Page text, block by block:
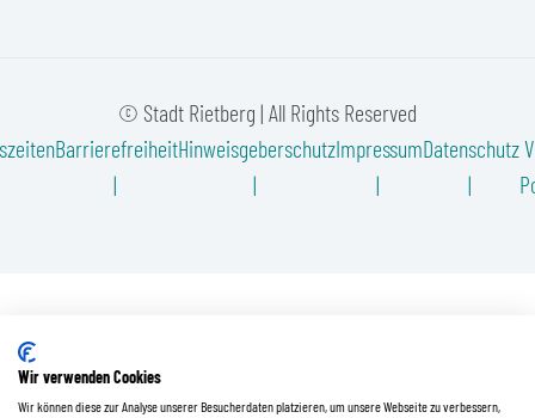
© Stadt Rietberg | All Rights Reserved
BarrierefreiheitHinweisgeberschutzImpressumDatenschutz
Wir verwenden Cookies
Wir können diese zur Analyse unserer Besucherdaten platzieren, um unsere Webseite zu verbessern,